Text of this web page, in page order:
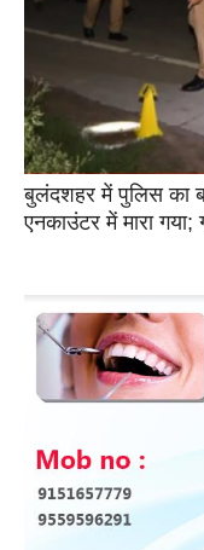
बुलंदशहर में पुलिस का
एनकाउंटर में मारा गया;